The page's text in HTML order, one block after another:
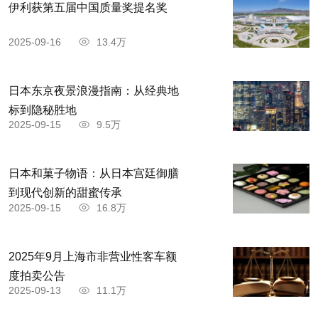
海米苦菜包子
材料：苦菜500克，水发海米50克，面粉500
克，精盐、味精、葱花、猪油、发酵粉各适量。
做法：将苦菜择洗干净，入沸水锅中焯一下，
伊利获第五届中国质量奖提名奖
2025-09-16 13.4万
日本东京夜景浪漫指南：从经典地
标到隐秘胜地
2025-09-15 9.5万
日本和菓子物语：从日本宫廷御膳
到现代创新的甜蜜传承
2025-09-15 16.8万
2025年9月上海市非营业性客车额
度拍卖公告
2025-09-13 11.1万